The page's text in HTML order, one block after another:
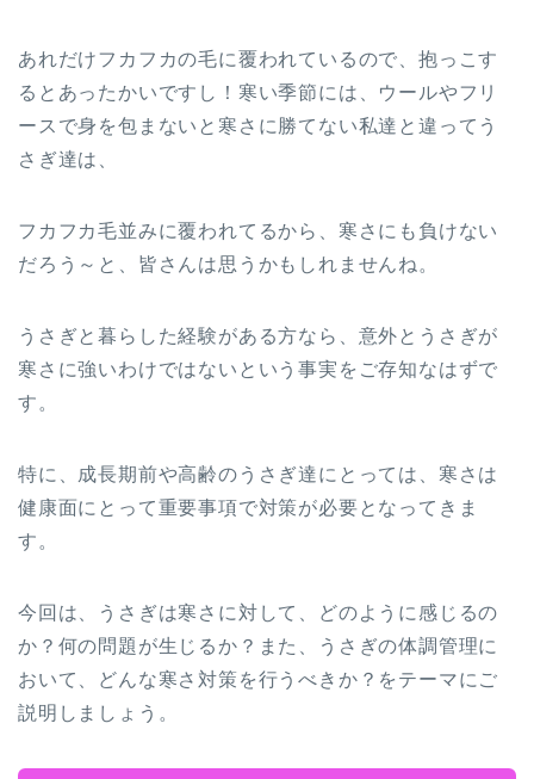
あれだけフカフカの毛に覆われているので、抱っこす
るとあったかいですし！寒い季節には、ウールやフリ
ースで身を包まないと寒さに勝てない私達と違ってう
さぎ達は、
フカフカ毛並みに覆われてるから、寒さにも負けない
だろう～と、皆さんは思うかもしれませんね。
うさぎと暮らした経験がある方なら、意外とうさぎが
寒さに強いわけではないという事実をご存知なはずで
す。
特に、成長期前や高齢のうさぎ達にとっては、寒さは
健康面にとって重要事項で対策が必要となってきま
す。
今回は、うさぎは寒さに対して、どのように感じるの
か？何の問題が生じるか？また、うさぎの体調管理に
おいて、どんな寒さ対策を行うべきか？をテーマにご
説明しましょう。